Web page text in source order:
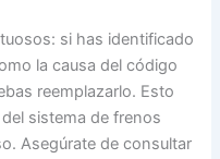
si has identificado
la causa del código
reemplazarlo. Esto
sistema de frenos
Asegúrate de consultar